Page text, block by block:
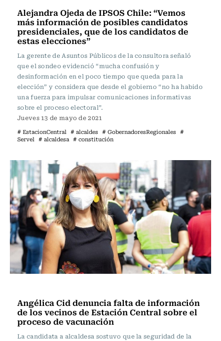
Alejandra Ojeda de IPSOS Chile: “Vemos
más información de posibles candidatos
presidenciales, que de los candidatos de
estas elecciones”
La gerente de Asuntos Públicos de la consultora señaló
que el sondeo evidenció “mucha confusión y
desinformación en el poco tiempo que queda para la
elección” y considera que desde el gobierno “no ha habido
una fuerza para impulsar comunicaciones informativas
sobre el proceso electoral”.
Jueves 13 de mayo de 2021
# EstacionCentral # alcaldes # GobernadoresRegionales #
Servel # alcaldesa # constitución
Angélica Cid denuncia falta de información
de los vecinos de Estación Central sobre el
proceso de vacunación
La candidata a alcaldesa sostuvo que la seguridad de la